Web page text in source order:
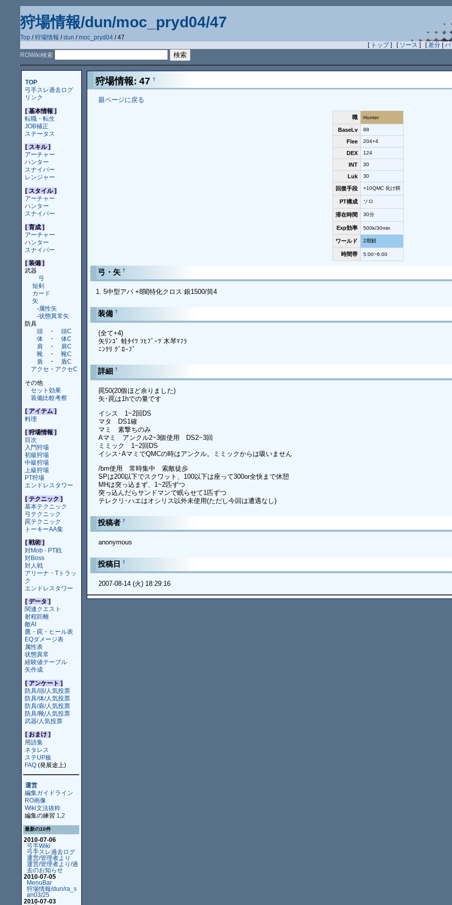
狩場情報/dun/moc_pryd04/47
Top /狩場情報 /dun /moc_pryd04 / 47
[ トップ] [ ソース ] [ 差分 |バ
ROWiki検索
TOP
弓手スレ過去ログ
リンク
[ 基本情報 ]
転職・転生
JOB補正
ステータス
[ スキル ]
アーチャー
ハンター
スナイパー
レンジャー
[ スタイル ]
アーチャー
ハンター
スナイパー
[ 育成 ]
アーチャー
ハンター
スナイパー
[ 装備 ]
武器
弓
短剣
カード
矢
-属性矢
-状態異常矢
防具
頭
・
頭C
体
・
体C
肩
・
肩C
靴
・
靴C
盾
・
盾C
アクセ ・ アクセC
その他
セット効果
装備比較考察
[ アイテム ]
料理
[ 狩場情報 ]
目次
入門狩場
初級狩場
中級狩場
上級狩場
PT狩場
エンドレスタワー
[ テクニック ]
基本テクニック
弓テクニック
罠テクニック
トーキーAA集
[ 戦術 ]
対Mob - PT戦
対Boss
対人戦
アリーナ・Tトラッ
ク
エンドレスタワー
[ データ ]
関連クエスト
射程距離
敵AI
鷹・罠・ヒール表
EQダメージ表
属性表
状態異常
経験値テーブル
矢作成
[ アンケート ]
防具/頭/人気投票
防具/体/人気投票
防具/肩/人気投票
防具/靴/人気投票
武器/人気投票
[ おまけ ]
用語集
ネタレス
ステUP板
FAQ(発展途上)
運営
編集ガイドライン
RO画像
Wiki文法抜粋
編集の練習 1 2
最新の10件
2010-07-06
弓手Wiki
弓手スレ過去ログ
運営/管理者より
運営/管理者より/過
去のお知らせ
2010-07-05
MenuBar
狩場情報/dun/ra_s
an03/25
2010-07-03
狩場情報: 47 †
親ページに戻る
職 Hunter
BaseLv 88
Flee 204+4
DEX 124
INT 30
Luk 30
回復手段 +10QMC 化け餌
PT構成 ソロ
滞在時間 30分
Exp効率 500k/30min
ワールド 2期鯖
時間帯 5:00~6:00
弓・矢 †
5中型アバ +8闇特化クロス 銀1500/筒4
装備 †
(全て+4)
矢ﾘﾝｺﾞ 蛙ﾀｲﾂ ｿﾋﾌﾞｰﾂ 木琴ﾏﾌﾗ
ﾆﾝｸﾘ ｸﾞﾛｰﾌﾞ
詳細 †
罠50(20個ほど余りました)
矢･罠は1hでの量です
イシス 1~2回DS
マタ DS1確
マミ 素撃ちのみ
Aマミ アンクル2~3個使用 DS2~3回
ミミック 1~2回DS
イシス･AマミでQMCの時はアンクル。ミミックからは吸いません
/bm使用 常時集中 索敵徒歩
SPは200以下でスクワット、100以下は座って300or全快まで休憩
MHは突っ込まず、1~2匹ずつ
突っ込んだらサンドマンで眠らせて1匹ずつ
テレクリ･ハエはオシリス以外未使用(ただし今回は遭遇なし)
投稿者 †
anonymous
投稿日 †
2007-08-14 (火) 18:29:16